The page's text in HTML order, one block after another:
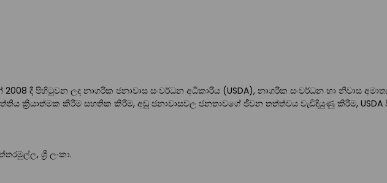
දී පිහිටුවන ලද නාගරික ජනාවාස සංවර්ධන අධිකාරිය (USDA), නාගරික සංවර්ධන හා නිවාස
ක්‍රියාත්මක කිරීම සහතික කිරීම, අඩු ජනාවාසවල ජනතාවගේ ජීවන තත්ත්වය වැඩිදියුණු කිරීම,
ශ්‍රී ලංකා.